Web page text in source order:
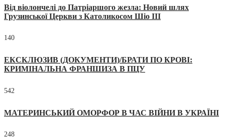
Від віолончелі до Патріаршого жезла: Новий шлях
Грузинської Церкви з Католикосом Шіо III
140
ЕКСКЛЮЗИВ (ДОКУМЕНТИ)/БРАТИ ПО КРОВІ:
КРИМІНАЛЬНА ФРАНШИЗА В ПЦУ
542
МАТЕРИНСЬКИЙ ОМОРФОР В ЧАС ВІЙНИ В УКРАЇНІ
248